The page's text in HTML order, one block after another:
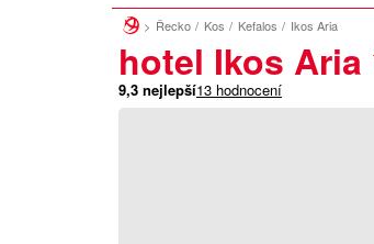
Řecko Kos Kefalos Ikos Aria
hotel Ikos Aria
9,3 nejlepší13 hodnocení